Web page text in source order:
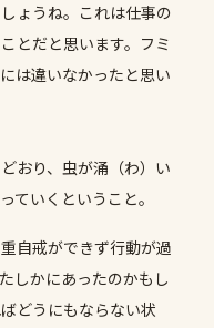
ょうね。これは仕事の
とだと思います。フミ
は違いなかったと思い
おり、虫が涌（わ）い
ていくということ。
自戒ができず行動が過
しかにあったのかもし
どうにもならない状